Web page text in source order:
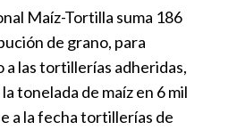
Maíz-Tortilla suma 186
de grano, para
a las tortillerías adheridas,
tonelada de maíz en 6 mil
a la fecha tortillerías de